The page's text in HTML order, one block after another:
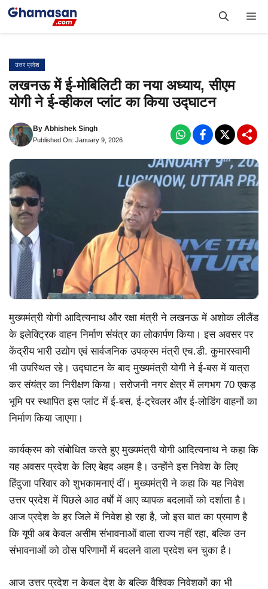
Skip
उत्तर प्रदेश
लखनऊ में ई-मोबिलिटी का नया अध्याय, सीएम
योगी ने ई-व्हीकल प्लांट का किया उद्घाटन
By Abhishek Singh
Published On: January 9, 2026
मुख्यमंत्री योगी आदित्यनाथ और रक्षा मंत्री ने लखनऊ में अशोक लीलैंड
के इलेक्ट्रिक वाहन निर्माण संयंत्र का लोकार्पण किया। इस अवसर पर
केंद्रीय भारी उद्योग एवं सार्वजनिक उपक्रम मंत्री एच.डी. कुमारस्वामी
भी उपस्थित रहे। उद्घाटन के बाद मुख्यमंत्री योगी ने ई-बस में यात्रा
कर संयंत्र का निरीक्षण किया। सरोजनी नगर क्षेत्र में लगभग 70 एकड़
भूमि पर स्थापित इस प्लांट में ई-बस, ई-ट्रेवलर और ई-लोडिंग वाहनों का
निर्माण किया जाएगा।
कार्यक्रम को संबोधित करते हुए मुख्यमंत्री योगी आदित्यनाथ ने कहा कि
यह अवसर प्रदेश के लिए बेहद अहम है। उन्होंने इस निवेश के लिए
हिंदुजा परिवार को शुभकामनाएं दीं। मुख्यमंत्री ने कहा कि यह निवेश
उत्तर प्रदेश में पिछले आठ वर्षों में आए व्यापक बदलावों को दर्शाता है।
आज प्रदेश के हर जिले में निवेश हो रहा है, जो इस बात का प्रमाण है
कि यूपी अब केवल असीम संभावनाओं वाला राज्य नहीं रहा, बल्कि उन
संभावनाओं को ठोस परिणामों में बदलने वाला प्रदेश बन चुका है।
आज उत्तर प्रदेश न केवल देश के बल्कि वैश्विक निवेशकों का भी